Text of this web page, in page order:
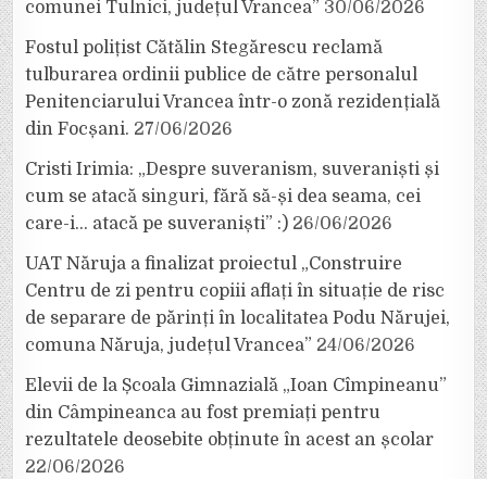
comunei Tulnici, județul Vrancea” 30/06/2026
Fostul polițist Cătălin Stegărescu reclamă
tulburarea ordinii publice de către personalul
Penitenciarului Vrancea într-o zonă rezidențială
din Focșani. 27/06/2026
Cristi Irimia: „Despre suveranism, suveraniști și
cum se atacă singuri, fără să-și dea seama, cei
care-i… atacă pe suveraniști” :) 26/06/2026
UAT Năruja a finalizat proiectul „Construire
Centru de zi pentru copiii aflați în situație de risc
de separare de părinți în localitatea Podu Nărujei,
comuna Năruja, județul Vrancea” 24/06/2026
Elevii de la Școala Gimnazială „Ioan Cîmpineanu”
din Câmpineanca au fost premiați pentru
rezultatele deosebite obținute în acest an școlar
22/06/2026